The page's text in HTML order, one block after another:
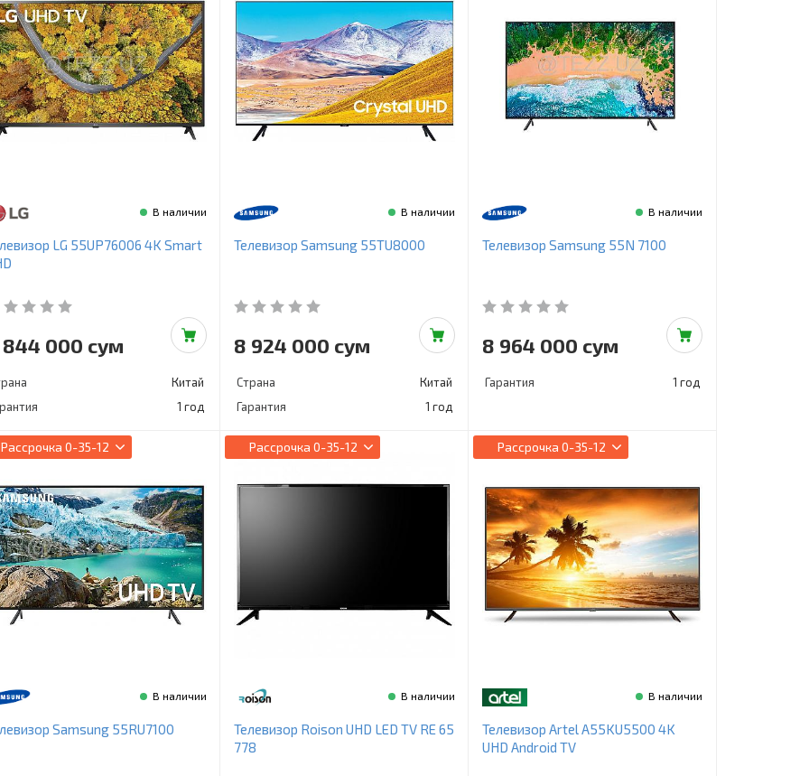
В наличии
LG 55UP76006 4K Smart
844 000 сум
Китай
1 год
В наличии
Телевизор Samsung 55TU8000
8 924 000 сум
Страна
Китай
Гарантия
1 год
В наличии
Телевизор Samsung 55N 7100
8 964 000 сум
Гарантия 1 год
Рассрочка 0-35-12
В наличии
Samsung 55RU7100
Рассрочка 0-35-12
В наличии
Телевизор Roison UHD LED TV RE 65
778
Рассрочка 0-35-12
В наличии
Телевизор Artel A55KU5500 4K
UHD Android TV